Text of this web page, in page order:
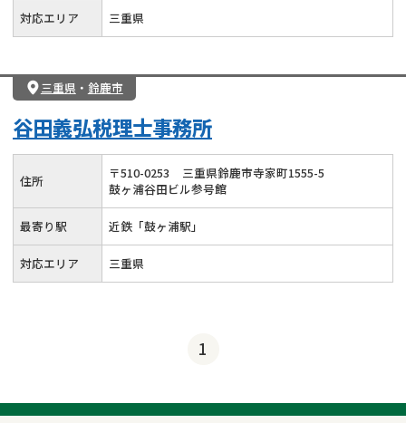
対応エリア 三重県
三重県 ・ 鈴鹿市
谷田義弘税理士事務所
住所 〒510-0253
三重県鈴鹿市寺家町1555-5
鼓ヶ浦谷田ビル参号館
最寄り駅 近鉄「鼓ヶ浦駅」
対応エリア 三重県
1